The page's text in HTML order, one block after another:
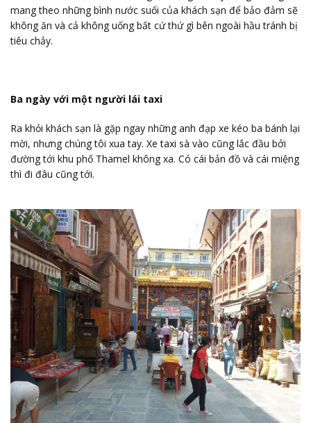
mang theo những bình nước suối của khách sạn để bảo đảm sẽ
không ăn và cả không uống bất cứ thứ gì bên ngoài hầu tránh bị
tiêu chảy.
Ba ngày với một người lái taxi
Ra khỏi khách sạn là gặp ngay những anh đạp xe kéo ba bánh lại
mời, nhưng chúng tôi xua tay. Xe taxi sà vào cũng lắc đầu bởi
đường tới khu phố Thamel không xa. Có cái bản đồ và cái miệng
thì đi đâu cũng tới.